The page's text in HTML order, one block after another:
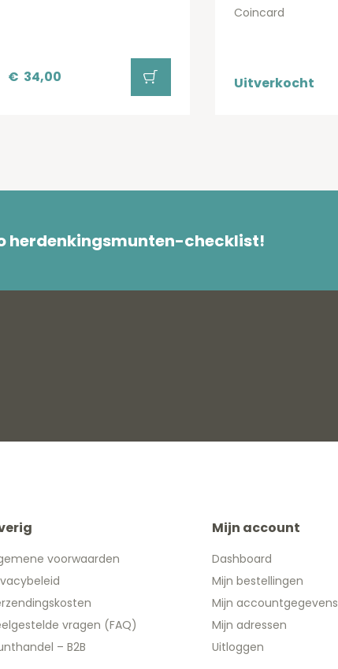
€ 34,00
Coincard
Uitverkocht
herdenkingsmunten-checklist!
voorwaarden
vragen (FAQ)
– B2B
Mijn account
Dashboard
Mijn bestellingen
Mijn accountgegevens
Mijn adressen
Uitloggen